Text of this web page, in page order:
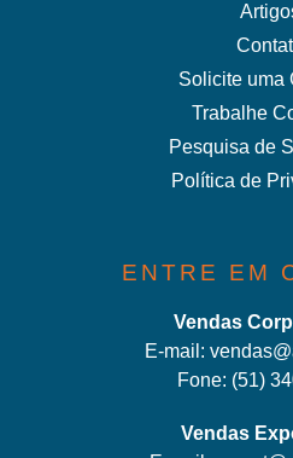
Solicite uma
Trabalhe
Pesquisa de
Política de
ENTRE EM
Vendas
E-mail:
Fone: (51)
Vendas